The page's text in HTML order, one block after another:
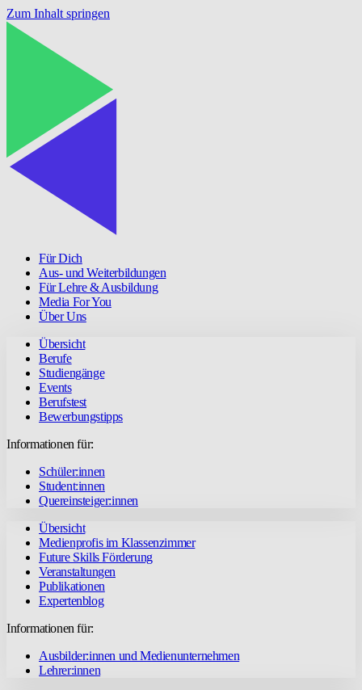
Zum Inhalt springen
Für Dich
Aus- und Weiterbildungen
Für Lehre & Ausbildung
Media For You
Über Uns
Übersicht
Berufe
Studiengänge
Events
Berufstest
Bewerbungstipps
Informationen für:
Schüler:innen
Student:innen
Quereinsteiger:innen
Übersicht
Medienprofis im Klassenzimmer
Future Skills Förderung
Veranstaltungen
Publikationen
Expertenblog
Informationen für:
Ausbilder:innen und Medienunternehmen
Lehrer:innen